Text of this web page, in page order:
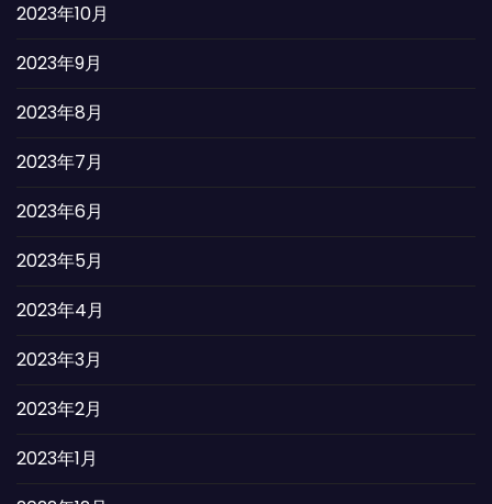
2023年10月
2023年9月
2023年8月
2023年7月
2023年6月
2023年5月
2023年4月
2023年3月
2023年2月
2023年1月